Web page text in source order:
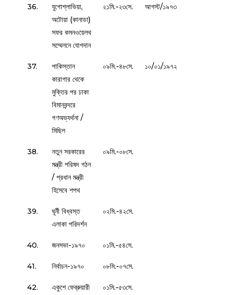
36.
যুগোশ্লাভিয়া,
অটোয়া (কানাডা)
সফর কমনওয়েলথ
সম্মেলনে যোগদান
২১মি.-২৩সে. আগস্ট/১৯৭৩
37.
পাকিস্তান
কারাগার থেকে
মুক্তির পর ঢাকা
বিমানবন্দরে
গণঅভ্যর্থনা /
মিছিল
০৯মি.-৪৮সে. ১০/০১/১৯৭২
38.
নতুন সরকারের
মন্ত্রী পরিষদ গঠন
/ প্রধান মন্ত্রী
হিসেবে শপথ
০৯মি.-০৮সে.
39.
ঘূর্নী বিধ্বস্ত
এলাকা পরিদর্শন
০২মি.-৪২সে.
40. জনসভা-১৯৭০ ০১মি.-৫৪সে.
41. নির্বাচন-১৯৭০ ০৮মি.-০৭সে.
42.
একুশে ফেব্রুয়ারী
০১মি.-৫৩সে.